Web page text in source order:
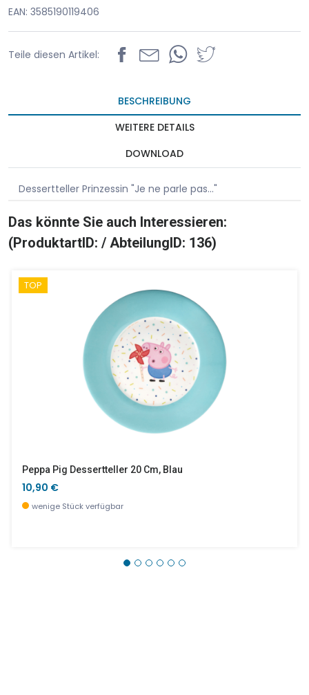
EAN: 3585190119406
Teile diesen Artikel:
BESCHREIBUNG
WEITERE DETAILS
DOWNLOAD
Dessertteller Prinzessin "Je ne parle pas..."
Das könnte Sie auch Interessieren:
(ProduktartID: / AbteilungID: 136)
TOP
Peppa Pig Dessertteller 20 Cm, Blau
10,90 €
wenige Stück verfügbar